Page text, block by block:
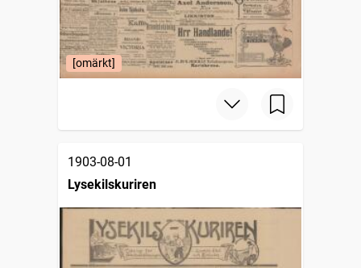
[omärkt]
1903-08-01
Lysekilskuriren